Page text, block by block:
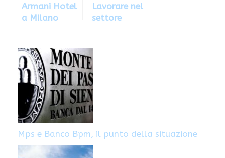
Armani Hotel
a Milano
Lavorare nel
settore
Mps e Banco Bpm, il punto della situazione